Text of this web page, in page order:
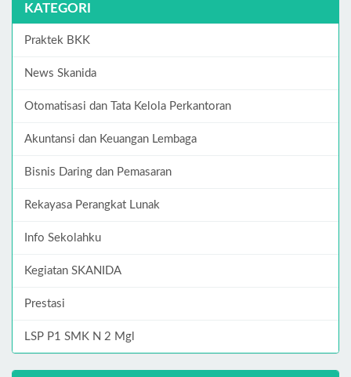
KATEGORI
Praktek BKK
News Skanida
Otomatisasi dan Tata Kelola Perkantoran
Akuntansi dan Keuangan Lembaga
Bisnis Daring dan Pemasaran
Rekayasa Perangkat Lunak
Info Sekolahku
Kegiatan SKANIDA
Prestasi
LSP P1 SMK N 2 Mgl